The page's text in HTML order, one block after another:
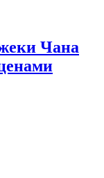
Чана